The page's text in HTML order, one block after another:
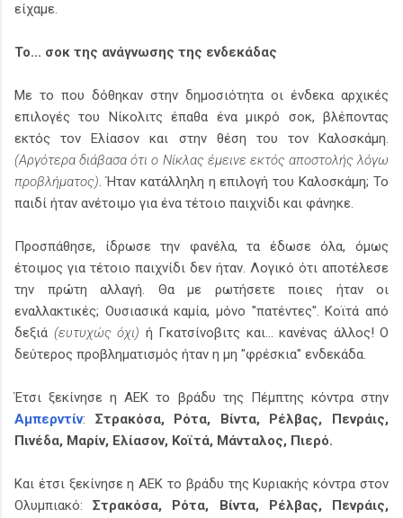
είχαμε.
Το... σοκ της ανάγνωσης της ενδεκάδας
Με το που δόθηκαν στην δημοσιότητα οι ένδεκα αρχικές
επιλογές του Νίκολιτς έπαθα ένα μικρό σοκ, βλέποντας
εκτός τον Ελίασον και στην θέση του τον Καλοσκάμη.
(Αργότερα διάβασα ότι ο Νίκλας έμεινε εκτός αποστολής λόγω
προβλήματος). Ήταν κατάλληλη η επιλογή του Καλοσκάμη; Το
παιδί ήταν ανέτοιμο για ένα τέτοιο παιχνίδι και φάνηκε.
Προσπάθησε, ίδρωσε την φανέλα, τα έδωσε όλα, όμως
έτοιμος για τέτοιο παιχνίδι δεν ήταν. Λογικό ότι αποτέλεσε
την πρώτη αλλαγή. Θα με ρωτήσετε ποιες ήταν οι
εναλλακτικές; Ουσιασικά καμία, μόνο "πατέντες". Κοϊτά από
δεξιά (ευτυχώς όχι) ή Γκατσίνοβιτς και... κανένας άλλος! Ο
δεύτερος προβληματισμός ήταν η μη "φρέσκια" ενδεκάδα.
Έτσι ξεκίνησε η ΑΕΚ το βράδυ της Πέμπτης κόντρα στην
Αμπερντίν: Στρακόσα, Ρότα, Βίντα, Ρέλβας, Πενράις,
Πινέδα, Μαρίν, Ελίασον, Κοϊτά, Μάνταλος, Πιερό.
Και έτσι ξεκίνησε η ΑΕΚ το βράδυ της Κυριακής κόντρα στον
Ολυμπιακό:Στρακόσα, Ρότα, Βίντα, Ρέλβας, Πενράις,